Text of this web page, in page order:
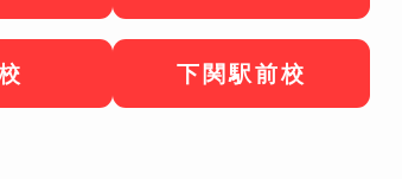
下関駅前校